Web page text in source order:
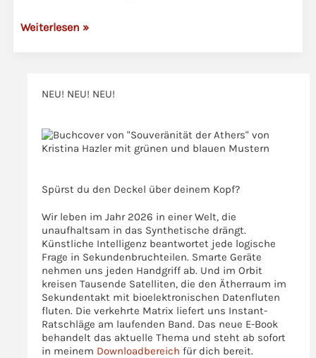
Spirituelle
ewigen
Weiterlesen »
NEU! NEU! NEU!
Spürst du den Deckel über deinem Kopf?
Wir leben im Jahr 2026 in einer Welt, die
unaufhaltsam in das Synthetische drängt.
Künstliche Intelligenz beantwortet jede logische
Frage in Sekundenbruchteilen. Smarte Geräte
nehmen uns jeden Handgriff ab. Und im Orbit
kreisen Tausende Satelliten, die den Ätherraum im
Sekundentakt mit bioelektronischen Datenfluten
fluten. Die verkehrte Matrix liefert uns Instant-
Ratschläge am laufenden Band. Das neue E-Book
behandelt das aktuelle Thema und steht ab sofort
in meinem Downloadbereich für dich bereit.